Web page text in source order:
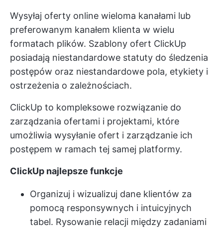
Wysyłaj oferty online wieloma kanałami lub
preferowanym kanałem klienta w wielu
formatach plików. Szablony ofert ClickUp
posiadają niestandardowe statuty do śledzenia
postępów oraz niestandardowe pola, etykiety i
ostrzeżenia o zależnościach.
ClickUp to kompleksowe rozwiązanie do
zarządzania ofertami i projektami, które
umożliwia wysyłanie ofert i zarządzanie ich
postępem w ramach tej samej platformy.
ClickUp najlepsze funkcje
Organizuj i wizualizuj dane klientów za
pomocą responsywnych i intuicyjnych
tabel. Rysowanie relacji między zadaniami